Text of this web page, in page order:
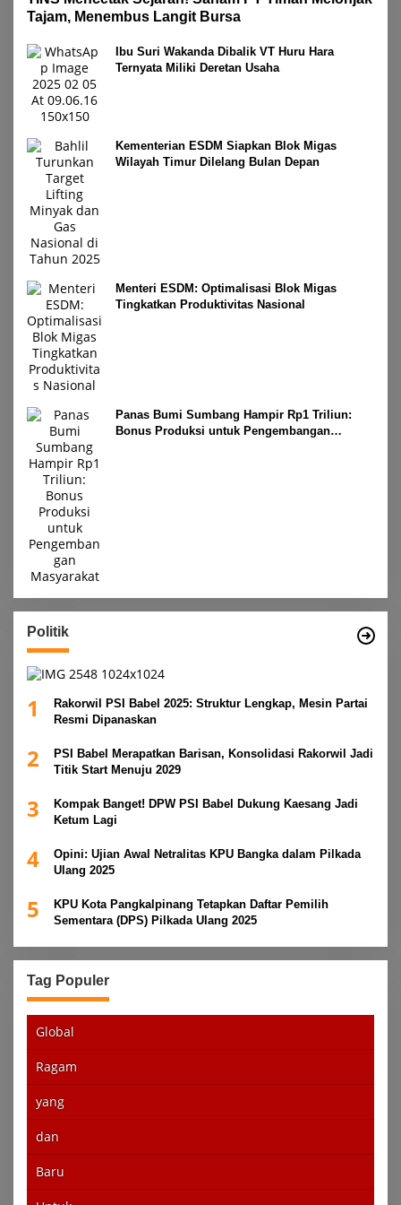
Tajam, Menembus Langit Bursa
Ibu Suri Wakanda Dibalik VT Huru Hara
Ternyata Miliki Deretan Usaha
Kementerian ESDM Siapkan Blok Migas
Wilayah Timur Dilelang Bulan Depan
Menteri ESDM: Optimalisasi Blok Migas
Tingkatkan Produktivitas Nasional
Panas Bumi Sumbang Hampir Rp1 Triliun:
Bonus Produksi untuk Pengembangan
Politik
1
Rakorwil PSI Babel 2025: Struktur Lengkap, Mesin Partai
Resmi Dipanaskan
2
PSI Babel Merapatkan Barisan, Konsolidasi Rakorwil Jadi
Titik Start Menuju 2029
3
Kompak Banget! DPW PSI Babel Dukung Kaesang Jadi
Ketum Lagi
4
Opini: Ujian Awal Netralitas KPU Bangka dalam Pilkada
Ulang 2025
5
KPU Kota Pangkalpinang Tetapkan Daftar Pemilih
Sementara (DPS) Pilkada Ulang 2025
Tag Populer
Global
Ragam
yang
dan
Baru